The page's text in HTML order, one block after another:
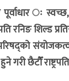
पूर्वाधार ः
रनिङ
गरी छैटौँ